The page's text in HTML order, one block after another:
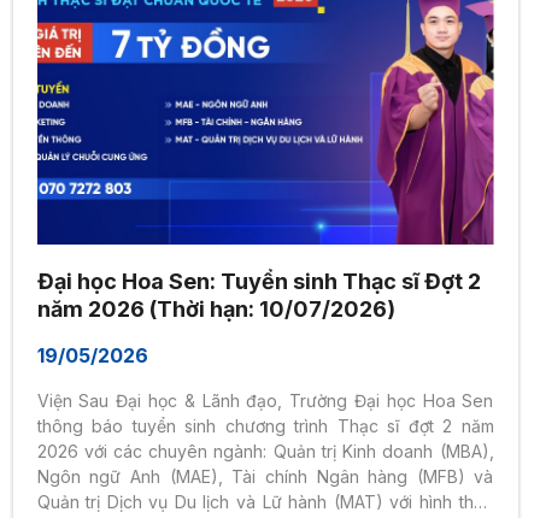
Đại học Hoa Sen: Tuyển sinh Thạc sĩ Đợt 2
năm 2026 (Thời hạn: 10/07/2026)
19/05/2026
Viện Sau Đại học & Lãnh đạo, Trường Đại học Hoa Sen
thông báo tuyển sinh chương trình Thạc sĩ đợt 2 năm
2026 với các chuyên ngành: Quản trị Kinh doanh (MBA),
Ngôn ngữ Anh (MAE), Tài chính Ngân hàng (MFB) và
Quản trị Dịch vụ Du lịch và Lữ hành (MAT) với hình thức